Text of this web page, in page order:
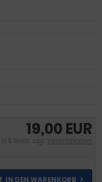
19,00 EUR
19 % MwSt. zzgl. Versandkosten
IN DEN WARENKORB